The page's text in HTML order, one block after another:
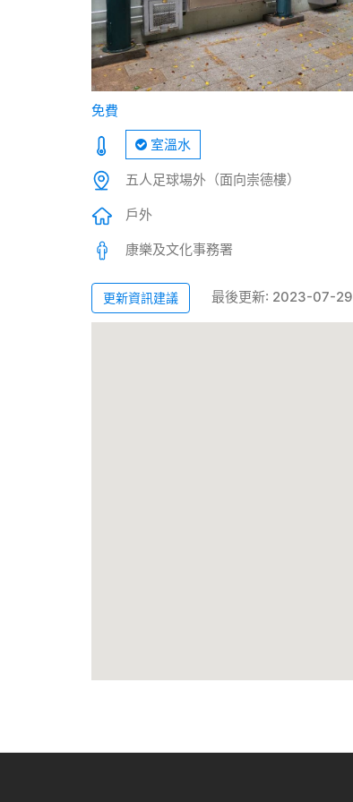
免費
室溫水
五人足球場外（面向崇德樓）
戶外
康樂及文化事務署
更新資訊建議 最後更新: 2023-07-29